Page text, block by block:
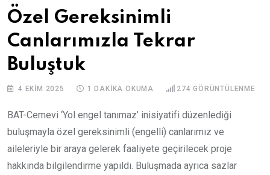
Özel Gereksinimli
Canlarımızla Tekrar
Buluştuk
4 EKIM 2025 1 DAKIKA OKUMA 274 GÖRÜNTÜLENME
BAT-Cemevi ‘Yol engel tanımaz’ inisiyatifi düzenlediği
buluşmayla özel gereksinimli (engelli) canlarımız ve
aileleriyle bir araya gelerek faaliyete geçirilecek proje
hakkında bilgilendirme yapıldı. Buluşmada ayrıca sazlar